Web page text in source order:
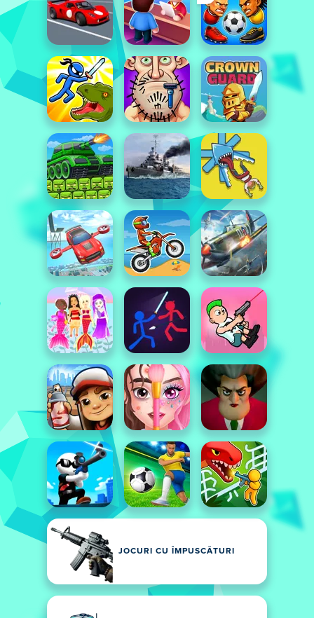
JOCURI CU ÎMPUSCĂTURI